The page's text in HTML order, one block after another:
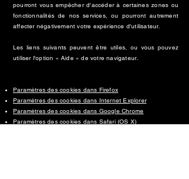
pourront vous empêcher d'accéder à certaines zones ou
fonctionnalités de nos services, ou pourront autrement
affecter négativement votre expérience d'utilisateur.
Les liens suivants peuvent être utiles, ou vous pouvez
utiliser l'option « Aide » de votre navigateur.
Paramètres des cookies dans Firefox
Paramètres des cookies dans Internet Explorer
Paramètres des cookies dans Google Chrome
Paramètres des cookies dans Safari (OS X)